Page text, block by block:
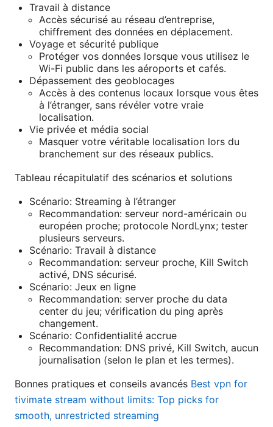
Travail à distance
Accès sécurisé au réseau d’entreprise,
chiffrement des données en déplacement.
Voyage et sécurité publique
Protéger vos données lorsque vous utilisez le
Wi-Fi public dans les aéroports et cafés.
Dépassement des geoblocages
Accès à des contenus locaux lorsque vous êtes
à l’étranger, sans révéler votre vraie
localisation.
Vie privée et média social
Masquer votre véritable localisation lors du
branchement sur des réseaux publics.
Tableau récapitulatif des scénarios et solutions
Scénario: Streaming à l’étranger
Recommandation: serveur nord-américain ou
européen proche; protocole NordLynx; tester
plusieurs serveurs.
Scénario: Travail à distance
Recommandation: serveur proche, Kill Switch
activé, DNS sécurisé.
Scénario: Jeux en ligne
Recommandation: server proche du data
center du jeu; vérification du ping après
changement.
Scénario: Confidentialité accrue
Recommandation: DNS privé, Kill Switch, aucun
journalisation (selon le plan et les termes).
Bonnes pratiques et conseils avancés Best vpn for
tivimate stream without limits: Top picks for
smooth, unrestricted streaming